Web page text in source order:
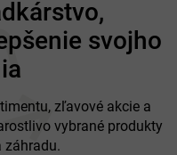
svojho
zľavové akcie a
vybrané produkty
záhradu.